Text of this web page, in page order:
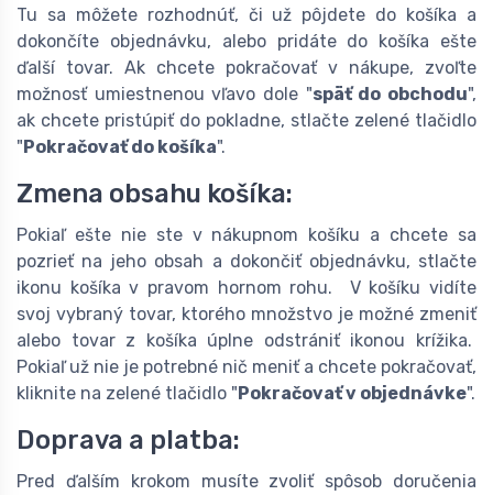
Tu sa môžete rozhodnúť, či už pôjdete do košíka a
dokončíte objednávku, alebo pridáte do košíka ešte
ďalší tovar. Ak chcete pokračovať v nákupe, zvoľte
možnosť umiestnenou vľavo dole "späť do obchodu",
ak chcete pristúpiť do pokladne, stlačte zelené tlačidlo
"Pokračovať do košíka".
Zmena obsahu košíka:
Pokiaľ ešte nie ste v nákupnom košíku a chcete sa
pozrieť na jeho obsah a dokončiť objednávku, stlačte
ikonu košíka v pravom hornom rohu. V košíku vidíte
svoj vybraný tovar, ktorého množstvo je možné zmeniť
alebo tovar z košíka úplne odstrániť ikonou krížika.
Pokiaľ už nie je potrebné nič meniť a chcete pokračovať,
kliknite na zelené tlačidlo "Pokračovať v objednávke".
Doprava a platba:
Pred ďalším krokom musíte zvoliť spôsob doručenia